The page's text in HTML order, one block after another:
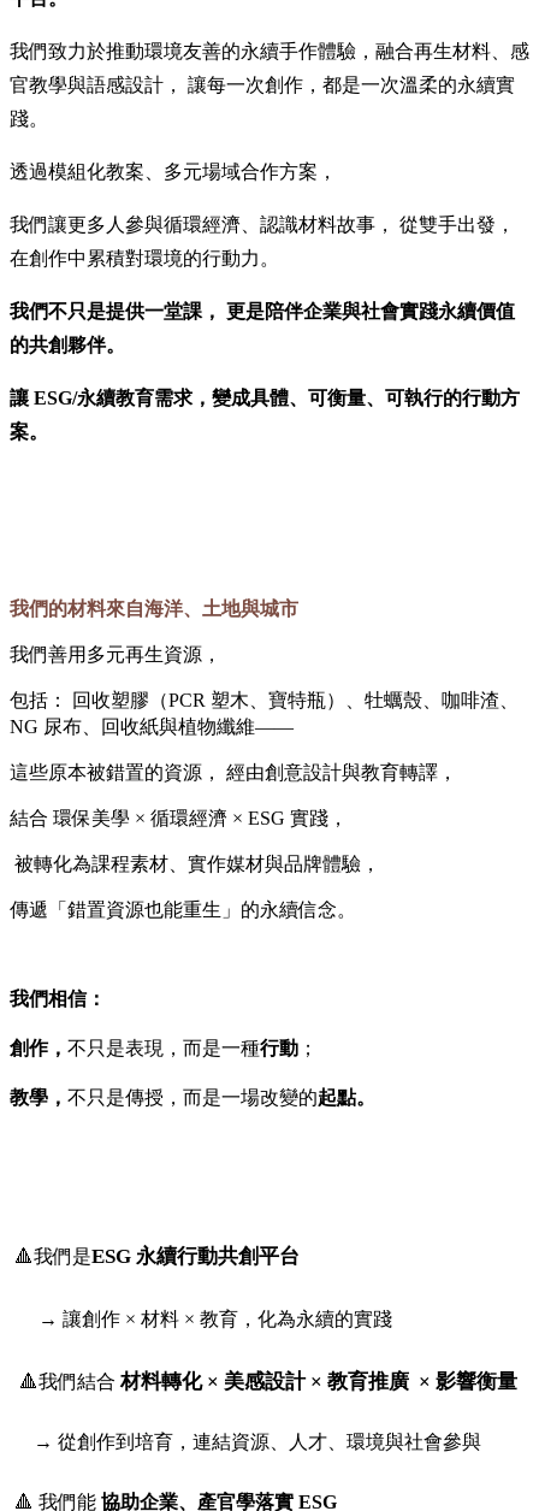
我們致力於推動環境友善的永續手作體驗，融合再生材料、感
官教學與語感設計， 讓每一次創作，都是一次溫柔的永續實
踐。
透過模組化教案、多元場域合作方案，
我們讓更多人參與循環經濟、認識材料故事， 從雙手出發，
在創作中累積對環境的行動力。
我們不只是提供一堂課， 更是陪伴企業與社會實踐永續價值
的共創夥伴。
讓 ESG/永續教育需求，變成具體、可衡量、可執行的行動方
案。
我們的材料來自海洋、土地與城市
我們善用多元再生資源，
包括： 回收塑膠（PCR 塑木、寶特瓶）、牡蠣殼、咖啡渣、
NG 尿布、回收紙與植物纖維——
這些原本被錯置的資源， 經由創意設計與教育轉譯，
結合 環保美學 × 循環經濟 × ESG 實踐，
被轉化為課程素材、實作媒材與品牌體驗，
傳遞「錯置資源也能重生」的永續信念。
我們相信：
創作， 不只是表現，而是一種行動 ；
教學， 不只是傳授，而是一場改變的起點。
🔺我們是ESG 永續行動共創平台
→ 讓創作 × 材料 × 教育，化為永續的實踐
🔺我們結合材料轉化 × 美感設計 × 教育推廣 × 影響衡量
→ 從創作到培育，連結資源、人才、環境與社會參與
🔺 我們能 協助企業、產官學落實 ESG